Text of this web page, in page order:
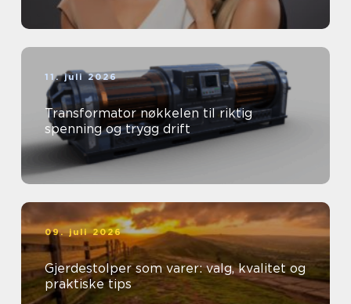
11. juli 2026
Transformator nøkkelen til riktig
spenning og trygg drift
09. juli 2026
Gjerdestolper som varer: valg, kvalitet og
praktiske tips